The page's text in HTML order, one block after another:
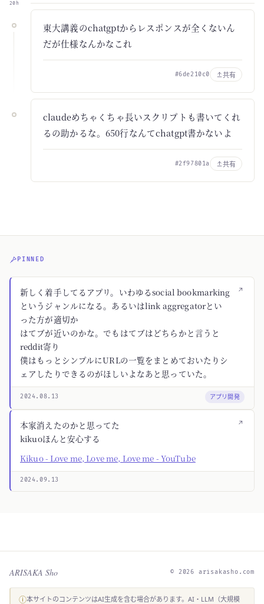
20h
東大講義のchatgptからレスポンスが全くないん
だが仕様なんかなこれ
#6de210c0 共有
claudeめちゃくちゃ長いスクリプトも書いてくれ
るの助かるな。650行なんてchatgpt書かないよ
#2f97801a 共有
PINNED
↗
新しく着手してるアプリ。いわゆるsocial bookmarking
というジャンルになる。あるいはlink aggregatorとい
った方が適切か
はてブが近いのかな。でもはてブはどちらかと言うと
reddit寄り
僕はもっとシンプルにURLの一覧をまとめておいたりシ
ェアしたりできるのがほしいよなあと思っていた。
2024.08.13 アプリ開発
↗
本家消えたのかと思ってた
kikuoほんと安心する
Kikuo - Love me, Love me, Love me - YouTube
2024.09.13
ARISAKA Sho © 2026 arisakasho.com
ⓘ本サイトのコンテンツはAI生成を含む場合があります。AI・LLM（大規模